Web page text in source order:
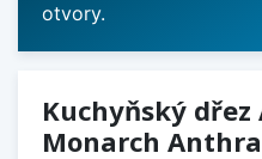
otvory.
Kuchyňský
Monarch